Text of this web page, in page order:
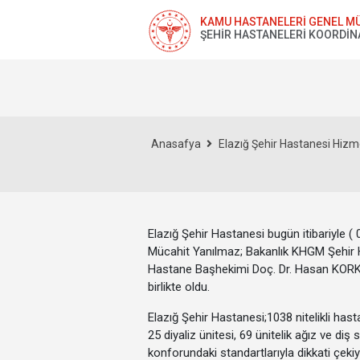
KAMU HASTANELERİ GENEL
ŞEHİR HASTANELERİ
Anasafya Elazığ Şehir Hastanesi
Elazığ Şehir Hastanesi bugün itibariyle (
Mücahit Yanılmaz; Bakanlık KHGM
Hastane Başhekimi Doç. Dr. Hasan
birlikte oldu.
Elazığ Şehir Hastanesi;1038 nitelikli
25 diyaliz ünitesi, 69 ünitelik ağız ve diş
konforundaki standartlarıyla dikkati